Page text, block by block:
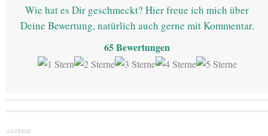
Wie hat es Dir geschmeckt? Hier freue ich mich über
Deine Bewertung, natürlich auch gerne mit Kommentar.
65Bewertungen
ANZEIGE